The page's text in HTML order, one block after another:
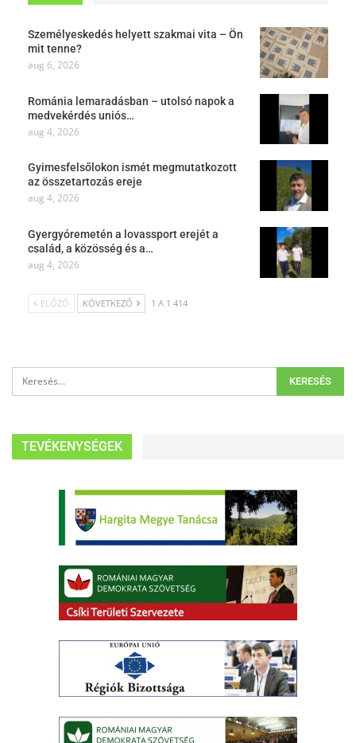
Személyeskedés helyett szakmai vita – Ön
mit tenne?
aug 6, 2026
Románia lemaradásban – utolsó napok a
medvekérdés uniós…
aug 4, 2026
Gyimesfelsőlokon ismét megmutatkozott
az összetartozás ereje
aug 4, 2026
Gyergyóremetén a lovassport erejét a
család, a közösség és a…
aug 4, 2026
ELŐZŐ KÖVETKEZŐ 1 A 1 414
TEVÉKENYSÉGEK